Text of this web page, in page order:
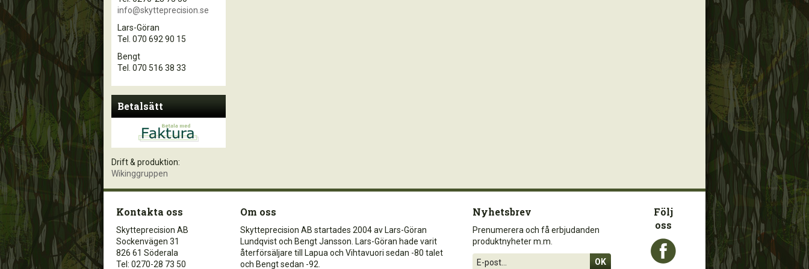
info@skytteprecision.se
Lars-Göran
Tel. 070 692 90 15
Bengt
Tel. 070 516 38 33
Betalsätt
Drift & produktion:
Wikinggruppen
Kontakta oss
Skytteprecision AB
Sockenvägen 31
826 61 Söderala
Tel: 0270-28 73 50
Följ
oss
Nyhetsbrev
Prenumerera och få erbjudanden
produktnyheter m.m.
OK
Om oss
Skytteprecision AB startades 2004 av Lars-Göran
Lundqvist och Bengt Jansson. Lars-Göran hade varit
återförsäljare till Lapua och Vihtavuori sedan -80 talet
och Bengt sedan -92.